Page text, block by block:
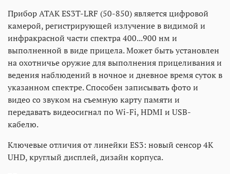
Прибор ATAK ES3T-LRF (50-850) является цифровой
камерой, регистрирующей излучение в видимой и
инфракрасной части спектра 400...900 нм и
выполненной в виде прицела. Может быть установлен
на охотничье оружие для выполнения прицеливания и
ведения наблюдений в ночное и дневное время суток в
указанном спектре. Способен записывать фото и
видео со звуком на съемную карту памяти и
передавать видеосигнал по Wi-Fi, HDMI и USB-
кабелю.
Ключевые отличия от линейки ES3: новый сенсор 4K
UHD, круглый дисплей, дизайн корпуса.